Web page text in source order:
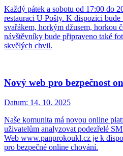
Každý pátek a sobotu od 17:00 do
restauraci U Pošty. K dispozici
svařákem, horkým džusem, horkou
návštěvníky bude připraveno také
skvělých chvil.
Nový web pro bezpečnost
Datum: 14. 10. 2025
Naše komunita má novou online
uživatelům analyzovat podezřelé
Web www.panprokoukl.cz je k
pro bezpečné online chování.